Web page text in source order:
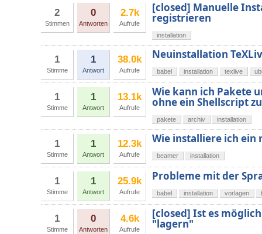
2
Stimmen
0
Antworten
2.7k
Aufrufe
[closed] Manuelle
registrieren
installation
1
Stimme
1
Antwort
38.0k
Aufrufe
Neuinstallation
babel installation texlive
1
Stimme
1
Antwort
13.1k
Aufrufe
Wie kann ich Pakete
ohne ein Shellscript
pakete archiv installation
1
Stimme
1
Antwort
12.3k
Aufrufe
Wie installiere ich ein
beamer installation
1
Stimme
1
Antwort
25.9k
Aufrufe
Probleme mit der
babel installation vorlagen
1
Stimme
0
Antworten
4.6k
Aufrufe
[closed] Ist es
"lagern"